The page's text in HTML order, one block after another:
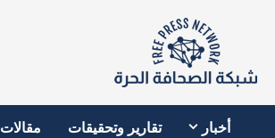
أخبار تقارير وتحقيقات مقالات